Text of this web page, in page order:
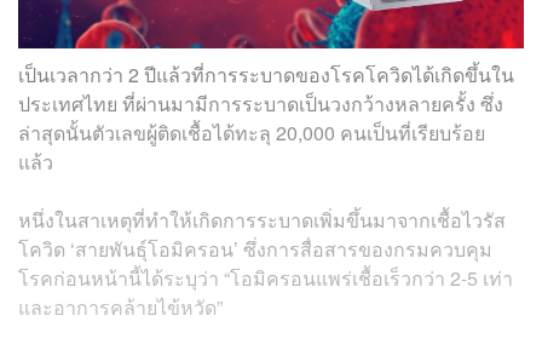
เป็นเวลากว่า 2 ปีแล้วที่การระบาดของโรคโควิดได้เกิดขึ้นใน
ประเทศไทย ที่ผ่านมามีการระบาดเป็นวงกว้างหลายครั้ง ซึ่ง
ล่าสุดนั้นตัวเลขผู้ติดเชื้อได้ทะลุ 20,000 คนเป็นที่เรียบร้อย
แล้ว
หนึ่งในสาเหตุที่ทำให้เกิดการระบาดเพิ่มขึ้นมาจากเชื้อไวรัส
โควิด ‘สายพันธุ์โอมิครอน’ ซึ่งการสื่อสารของกรมควบคุม
โรคก่อนหน้านี้ได้ระบุว่า “โอมิครอนแพร่เชื้อเร็วกว่า 2-5 เท่า
และอาการคล้ายไข้หวัด”